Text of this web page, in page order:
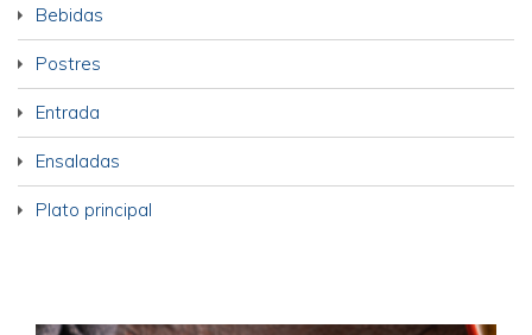
Bebidas
Postres
Entrada
Ensaladas
Plato principal